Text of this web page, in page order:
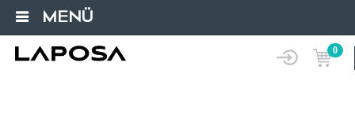
MENÜ
0